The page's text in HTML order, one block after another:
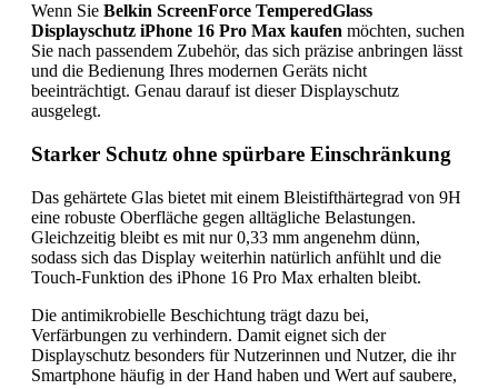
Wenn Sie Belkin ScreenForce TemperedGlass
Displayschutz iPhone 16 Pro Max kaufen möchten, suchen
Sie nach passendem Zubehör, das sich präzise anbringen lässt
und die Bedienung Ihres modernen Geräts nicht
beeinträchtigt. Genau darauf ist dieser Displayschutz
ausgelegt.
Starker Schutz ohne spürbare Einschränkung
Das gehärtete Glas bietet mit einem Bleistifthärtegrad von 9H
eine robuste Oberfläche gegen alltägliche Belastungen.
Gleichzeitig bleibt es mit nur 0,33 mm angenehm dünn,
sodass sich das Display weiterhin natürlich anfühlt und die
Touch-Funktion des iPhone 16 Pro Max erhalten bleibt.
Die antimikrobielle Beschichtung trägt dazu bei,
Verfärbungen zu verhindern. Damit eignet sich der
Displayschutz besonders für Nutzerinnen und Nutzer, die ihr
Smartphone häufig in der Hand haben und Wert auf saubere,